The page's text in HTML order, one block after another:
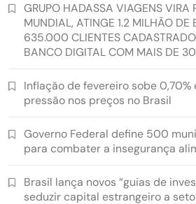
GRUPO HADASSA VIAGENS VIRA
MUNDIAL, ATINGE 1.2 MILHÃO DE
635.000 CLIENTES
BANCO DIGITAL COM MAIS DE
Inflação de fevereiro sobe
pressão nos preços no Brasil
Governo Federal define 500
para combater a insegurança
Brasil lança novos “guias de
seduzir capital estrangeiro a